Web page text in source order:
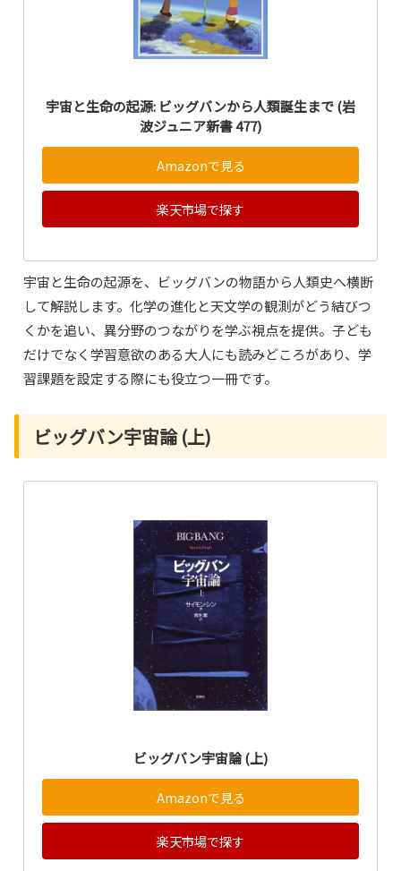
宇宙と生命の起源: ビッグバンから人類誕生まで (岩
波ジュニア新書 477)
Amazonで見る
楽天市場で探す
宇宙と生命の起源を、ビッグバンの物語から人類史へ横断
して解説します。化学の進化と天文学の観測がどう結びつ
くかを追い、異分野のつながりを学ぶ視点を提供。子ども
だけでなく学習意欲のある大人にも読みどころがあり、学
習課題を設定する際にも役立つ一冊です。
ビッグバン宇宙論 (上)
ビッグバン宇宙論 (上)
Amazonで見る
楽天市場で探す